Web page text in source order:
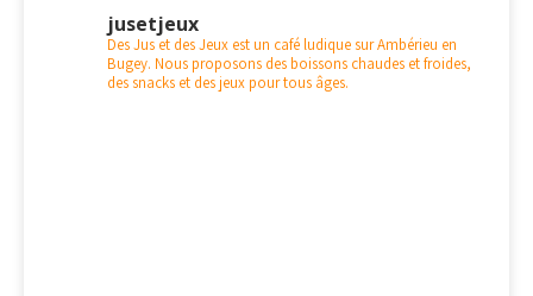
jusetjeux
Des Jus et des Jeux est un café ludique sur Ambérieu en
Bugey. Nous proposons des boissons chaudes et froides,
des snacks et des jeux pour tous âges.